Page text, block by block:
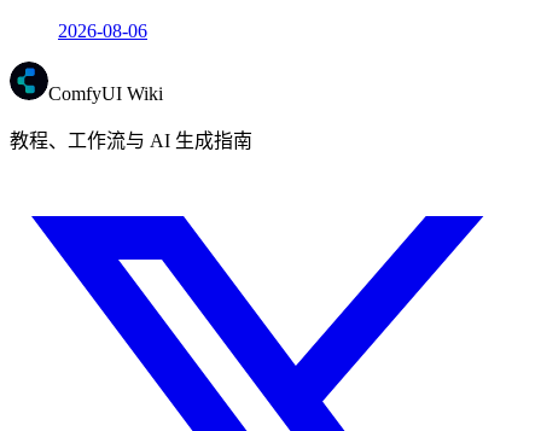
2026-08-06
ComfyUI Wiki
教程、工作流与 AI 生成指南